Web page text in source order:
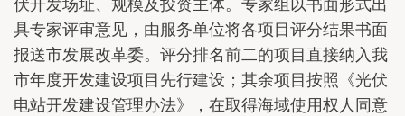
具专家评审意见，由服务单位将各项目评分结果书面
报送市发展改革委。评分排名前二的项目直接纳入我
市年度开发建设项目先行建设；其余项目按照《光伏
电站开发建设管理办法》，在取得海域使用权人同意